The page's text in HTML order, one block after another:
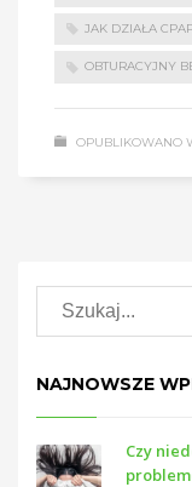
JAK DZIAŁA
OBTURACYJNY
OPUBLIKOWANO
NAJNOWSZE
Czy